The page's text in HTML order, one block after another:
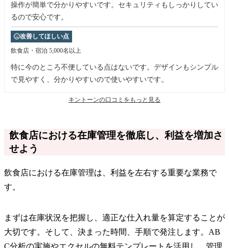
操作が簡単で分かりやすいです。セキュリティもしっかりしてい
るので安心です。
改善してほしい点
飲食店・宿泊 5,000名以上
特に今のところ不便している点はないです。デザインもシンプル
で見やすく、分かりやすいので使いやすいです。
キントーンの口コミをもっと見る
飲食店における在庫管理を徹底し、利益を増加さ
せよう
飲食店における在庫管理は、利益を左右する重要な業務で
す。
まずは在庫状況を把握し、適正な仕入れ量を算定することが
大切です。そして、決まった時間、手順で発注します。AB
C分析の実施やエクセルの無料テンプレートを活用し、管理